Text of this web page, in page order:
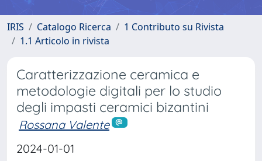
IRIS Catalogo Ricerca
1 Contributo su Rivista
1.1 Articolo in rivista
Caratterizzazione ceramica e
metodologie digitali per lo studio
degli impasti ceramici bizantini
Rossana Valente
2024-01-01